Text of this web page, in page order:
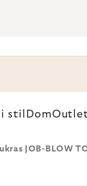
stil Dom
JOB-BLOW